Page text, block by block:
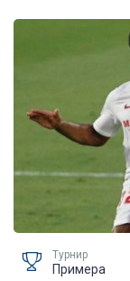
Турнир
Примера